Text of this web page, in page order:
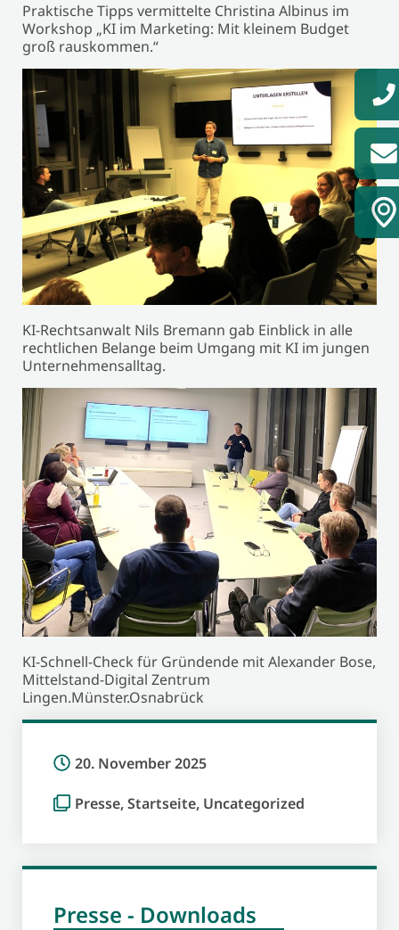
Praktische Tipps vermittelte Christina Albinus im
Workshop „KI im Marketing: Mit kleinem Budget
groß rauskommen.“
KI-Rechtsanwalt Nils Bremann gab Einblick in alle
rechtlichen Belange beim Umgang mit KI im jungen
Unternehmensalltag.
KI-Schnell-Check für Gründende mit Alexander Bose,
Mittelstand-Digital Zentrum
Lingen.Münster.Osnabrück
20. November 2025
Presse,Startseite, Uncategorized
Presse - Downloads